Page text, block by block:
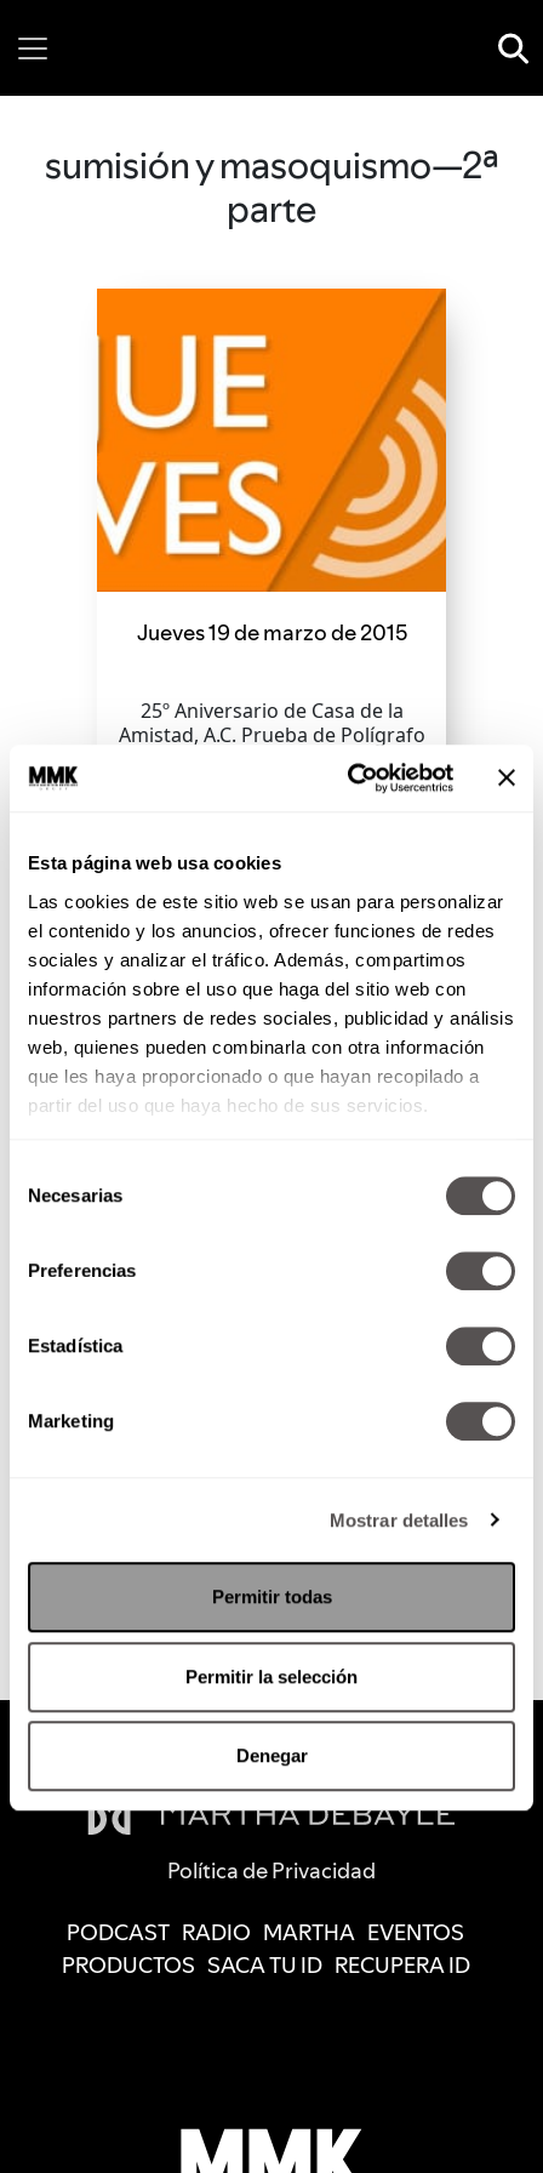
Esta página web usa cookies
Las cookies de este sitio web se usan para personalizar
el contenido y los anuncios, ofrecer funciones de redes
sociales y analizar el tráfico. Además, compartimos
información sobre el uso que haga del sitio web con
nuestros partners de redes sociales, publicidad y análisis
web, quienes pueden combinarla con otra información
que les haya proporcionado o que hayan recopilado a
partir del uso que haya hecho de sus servicios.
Necesarias
Preferencias
Estadística
Marketing
Mostrar detalles
Permitir todas
Permitir la selección
Denegar
sumisión y masoquismo—2ª
parte
Jueves 19 de marzo de 2015
25º Aniversario de Casa de la
Amistad, A.C. Prueba de Polígrafo
BDSM: Bondage, sumisión y
masoquismo—2ª parte
SEGUIR LEYENDO
SEGUIR LEYENDO
Política de Privacidad
PODCAST RADIO MARTHA EVENTOS
PRODUCTOS SACA TU ID RECUPERA ID